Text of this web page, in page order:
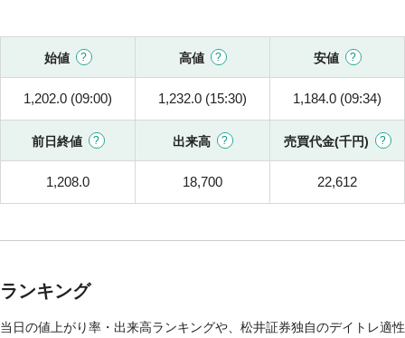
始値 高値 安値
1,202.0 (09:00) 1,232.0 (15:30) 1,184.0 (09:34)
前日終値 出来高 売買代金(千円)
1,208.0 18,700 22,612
ランキング
当日の値上がり率・出来高ランキングや、松井証券独自のデイトレ適性